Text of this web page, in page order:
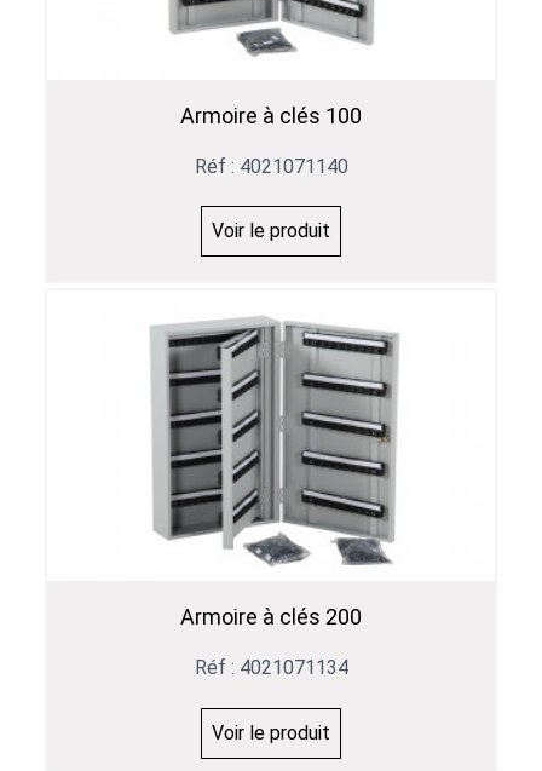
Armoire à clés 100
Réf : 4021071140
Voir le produit
Armoire à clés 200
Réf : 4021071134
Voir le produit